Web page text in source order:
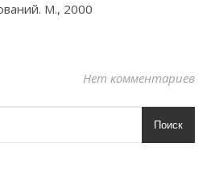
М., 2000
Нет комментариев
Поиск